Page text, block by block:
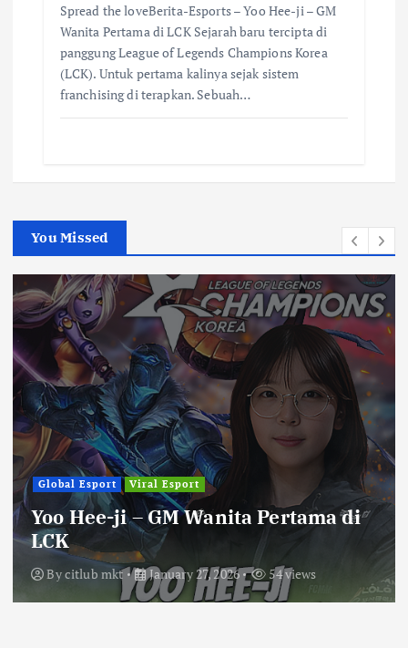
Spread the loveBerita-Esports – Yoo Hee-ji – GM
Wanita Pertama di LCK Sejarah baru tercipta di
panggung League of Legends Champions Korea
(LCK). Untuk pertama kalinya sejak sistem
franchising di terapkan. Sebuah…
You Missed
Global Esport Viral Esport
Yoo Hee-ji – GM Wanita Pertama di
LCK
Bycitlub mkt January 27, 2026 54 views